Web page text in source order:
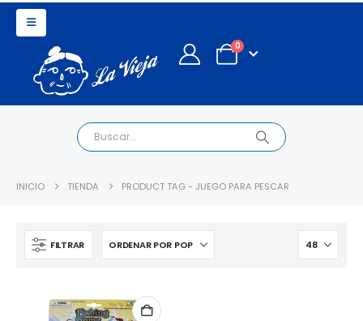
0
INICIO TIENDA PRODUCT TAG - JUEGO PARA PESCAR
FILTRAR